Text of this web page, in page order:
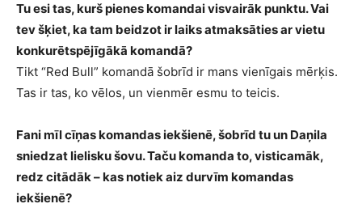
Tu esi tas, kurš pienes komandai visvairāk punktu. Vai
tev šķiet, ka tam beidzot ir laiks atmaksāties ar vietu
konkurētspējīgākā komandā?
Tikt “Red Bull” komandā šobrīd ir mans vienīgais mērķis.
Tas ir tas, ko vēlos, un vienmēr esmu to teicis.
Fani mīl cīņas komandas iekšienē, šobrīd tu un Daņila
sniedzat lielisku šovu. Taču komanda to, visticamāk,
redz citādāk – kas notiek aiz durvīm komandas
iekšienē?